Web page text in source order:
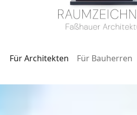
Für Architekten Für Bauherren